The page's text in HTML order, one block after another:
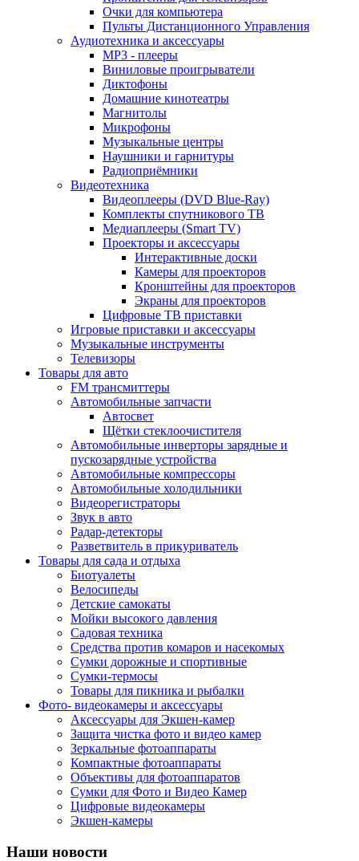
Очки для компьютера
Пульты Дистанционного Управления
Аудиотехника и аксессуары
MP3 - плееры
Виниловые проигрыватели
Диктофоны
Домашние кинотеатры
Магнитолы
Микрофоны
Музыкальные центры
Наушники и гарнитуры
Радиоприёмники
Видеотехника
Видеоплееры (DVD Blue-Ray)
Комплекты спутникового ТВ
Медиаплееры (Smart TV)
Проекторы и аксессуары
Интерактивные доски
Камеры для проекторов
Кронштейны для проекторов
Экраны для проекторов
Цифровые ТВ приставки
Игровые приставки и аксессуары
Музыкальные инструменты
Телевизоры
Товары для авто
FM трансмиттеры
Автомобильные запчасти
Автосвет
Щётки стеклоочистителя
Автомобильные инверторы зарядные и
пускозарядные устройства
Автомобильные компрессоры
Автомобильные холодильники
Видеорегистраторы
Звук в авто
Радар-детекторы
Разветвитель в прикуриватель
Товары для сада и отдыха
Биотуалеты
Велосипеды
Детские самокаты
Мойки высокого давления
Садовая техника
Средства против комаров и насекомых
Сумки дорожные и спортивные
Сумки-термосы
Товары для пикника и рыбалки
Фото- видеокамеры и аксессуары
Аксессуары для Экшен-камер
Защита чистка фото и видео камер
Зеркальные фотоаппараты
Компактные фотоаппараты
Объективы для фотоаппаратов
Сумки для Фото и Видео Камер
Цифровые видеокамеры
Экшен-камеры
Наши новости